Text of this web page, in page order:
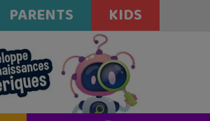
PARENTS KIDS